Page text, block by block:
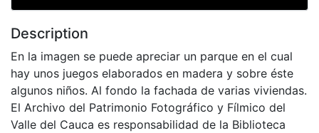
Description
En la imagen se puede apreciar un parque en el cual
hay unos juegos elaborados en madera y sobre éste
algunos niños. Al fondo la fachada de varias viviendas.
El Archivo del Patrimonio Fotográfico y Fílmico del
Valle del Cauca es responsabilidad de la Biblioteca